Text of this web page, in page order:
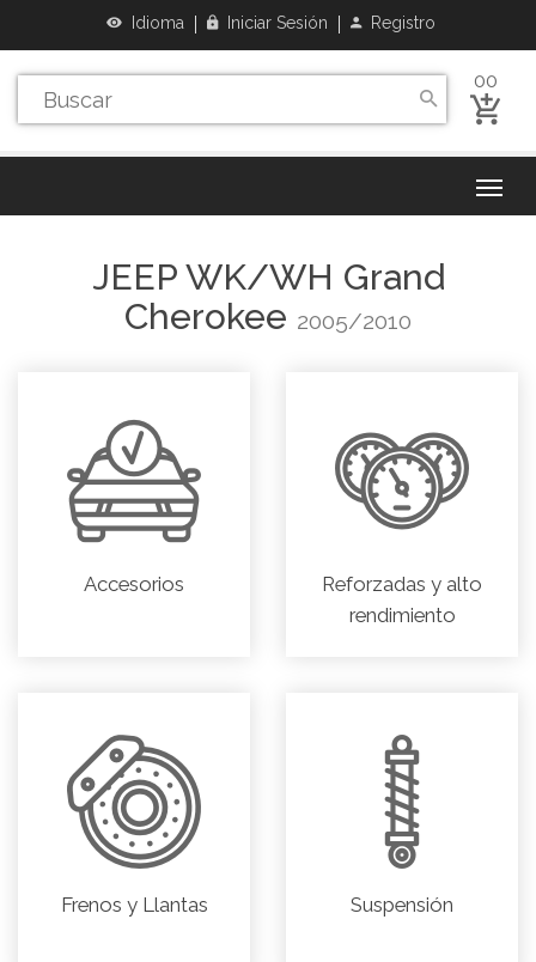
Idioma Iniciar Sesión Registro
00
JEEPWK/WH Grand
Cherokee 2005/2010
Accesorios
Reforzadas y alto
rendimiento
Frenos y Llantas Suspensión